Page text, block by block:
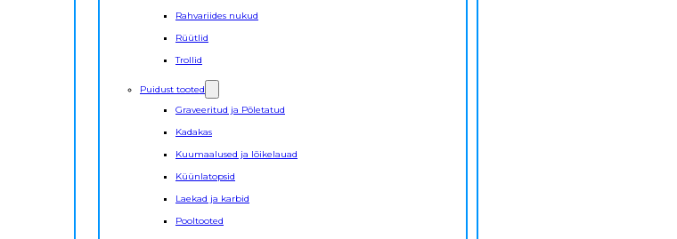
Rahvariides nukud
Rüütlid
Trollid
Puidust tooted
Graveeritud ja Põletatud
Kadakas
Kuumaalused ja lõikelauad
Küünlatopsid
Laekad ja karbid
Pooltooted